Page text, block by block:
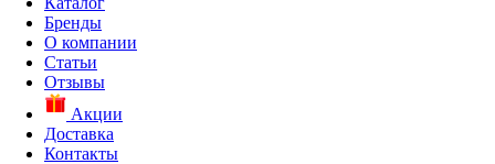
Бренды
О компании
Статьи
Отзывы
Акции
Доставка
Контакты